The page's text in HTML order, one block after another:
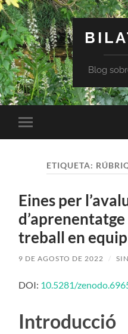
Blog
Alternar
el
móvilETIQUETA:
Eines per
treball en equip
9 DE AGOSTO DE 2022 /
DOI: 10.5281/
Introducció